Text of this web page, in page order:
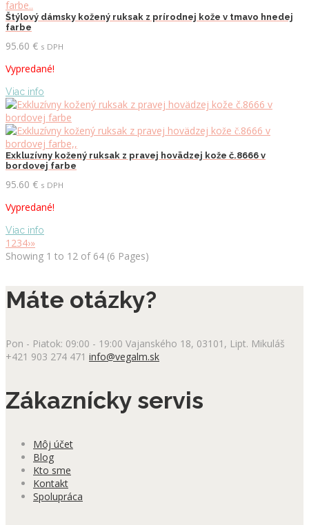
Štýlový dámsky kožený ruksak z prírodnej kože v tmavo hnedej
farbe
95.60 € s DPH
Vypredané!
Viac info
Exkluzívny kožený ruksak z pravej hovädzej kože č.8666 v
bordovej farbe
95.60 € s DPH
Vypredané!
Viac info
1 234›»
Showing 1 to 12 of 64 (6 Pages)
Máte otázky?
Pon - Piatok: 09:00 - 19:00 Vajanského 18, 03101, Lipt. Mikuláš
+421 903 274 471 info@vegalm.sk
Zákaznícky servis
Môj účet
Blog
Kto sme
Kontakt
Spolupráca